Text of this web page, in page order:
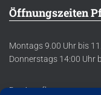
Öffnungszeiten
Montags 9.00 Uhr bis
Donnerstags 14:00 Uhr
Der Anrufbeantworter